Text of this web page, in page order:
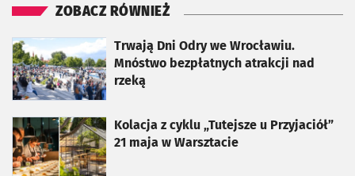
ZOBACZ RÓWNIEŻ
Trwają Dni Odry we Wrocławiu.
Mnóstwo bezpłatnych atrakcji nad
rzeką
otworzy się w nowej karcie
Kolacja z cyklu „Tutejsze u Przyjaciół”
21 maja w Warsztacie
otworzy się w nowej karcie